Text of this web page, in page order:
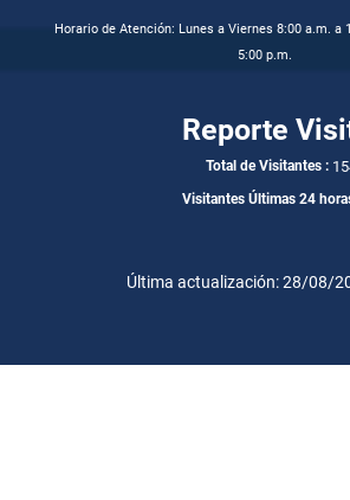
Horario de Atención: Lunes a Viernes 8:00 a.m. a
5:00 p.m.
Reporte
Total de Visitantes :
Visitantes Últimas 24
Última actualización: 28/08/